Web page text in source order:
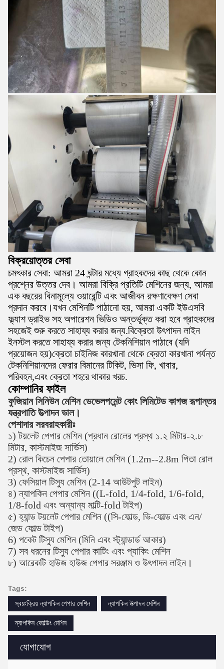
যোগাযোগ
বিক্রয়োত্তর সেবা
চমৎকার সেবা: আমরা 24 ঘন্টার মধ্যে গ্রাহকদের কাছ থেকে কোন
প্রশ্নের উত্তর দেব। আমরা বিক্রি প্রতিটি মেশিনের জন্য, আমরা
এক বছরের বিনামূল্যে ওয়ারেন্টি এবং আজীবন রক্ষণাবেক্ষণ সেবা
প্রদান করবে।যখন মেশিনটি পাঠানো হয়, আমরা একটি ইউএসবি
ফ্ল্যাশ ড্রাইভ সহ অপারেশন ভিডিও অন্তর্ভুক্ত করা হবে গ্রাহকদের
সহজেই শুরু করতে সাহায্য করার জন্য.বিক্রেতা উৎপাদন লাইন
ইনস্টল করতে সাহায্য করার জন্য টেকনিশিয়ান পাঠাবে (যদি
প্রয়োজন হয়)ক্রেতা চাইনিজ কারখানা থেকে ক্রেতা কারখানা পর্যন্ত
টেকনিশিয়ানদের ফেরার বিমানের টিকিট, ভিসা ফি, খাবার,
পরিবহন,এবং ক্রেতা শহরে থাকার খরচ.
কোম্পানির ফাইল
ফুজিয়ান সিনিউন মেশিন ডেভেলপমেন্ট কোং লিমিটেড কাগজ রূপান্তর
যন্ত্রপাতি উত্পাদন ভাল।
পেশাদার সরবরাহকারীঃ
১) টয়লেট পেপার মেশিন (প্রধান রোলের প্রস্থ ১.২ মিটার-২.৮
মিটার, কাস্টমাইজ সার্ভিস)
2) রোল কিচেন পেপার তোয়ালে মেশিন (1.2m--2.8m পিতা রোল
প্রস্থ, কাস্টমাইজ সার্ভিস)
3) ফেসিয়াল টিস্যু মেশিন (2-14 আউটপুট লাইন)
৪) ন্যাপকিন পেপার মেশিন ((L-fold, 1/4-fold, 1/6-fold,
1/8-fold এবং অন্যান্য মাল্টি-fold টাইপ)
৫) হ্যান্ড টয়লেট পেপার মেশিন ((সি-ফোল্ড, ভি-ফোল্ড এবং এন/
জেড ফোল্ড টাইপ)
6) পকেট টিস্যু মেশিন (মিনি এবং স্ট্যান্ডার্ড আকার)
7) সব ধরনের টিস্যু পেপার কাটিং এবং প্যাকিং মেশিন
৮) আরেকটি হাউজ হাউজ পেপার সরঞ্জাম ও উৎপাদন লাইন।
Tags:
স্বয়ংক্রিয় ন্যাপকিন পেপার মেশিন
ন্যাপকিন উত্পাদন মেশিন
ন্যাপকিন ফোল্ডিং মেশিন